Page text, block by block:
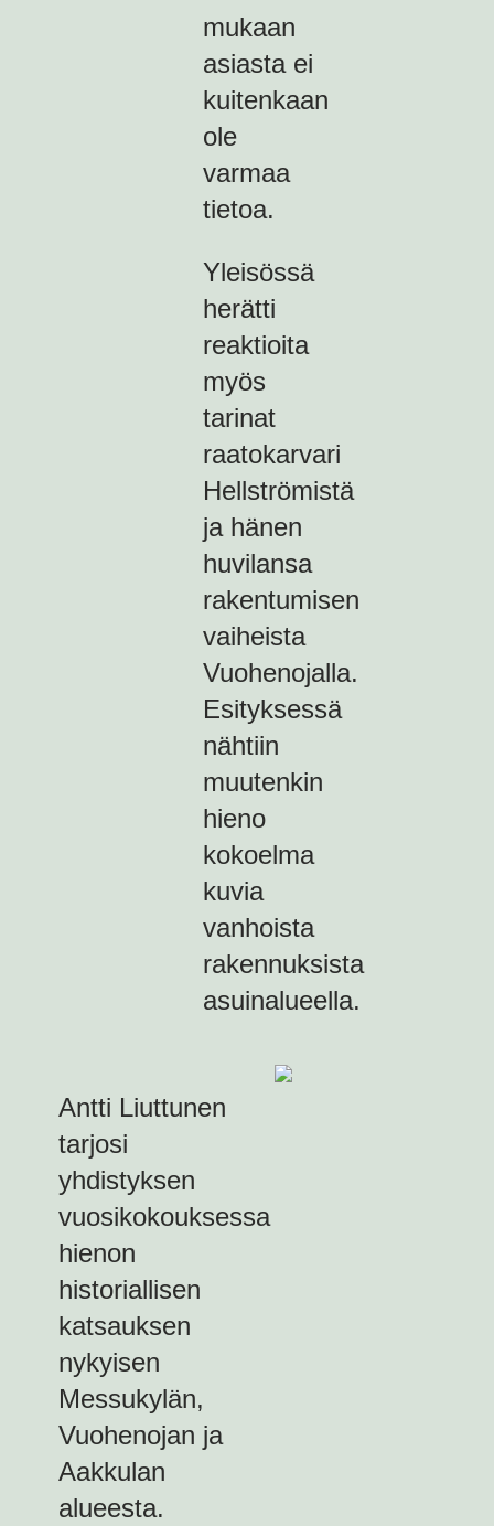
mukaan
asiasta ei
kuitenkaan
ole
varmaa
tietoa.
Yleisössä
herätti
reaktioita
myös
tarinat
raatokarvari
Hellströmistä
ja hänen
huvilansa
rakentumisen
vaiheista
Vuohenojalla.
Esityksessä
nähtiin
muutenkin
hieno
kokoelma
kuvia
vanhoista
rakennuksista
asuinalueella.
Antti Liuttunen
tarjosi
yhdistyksen
vuosikokouksessa
hienon
historiallisen
katsauksen
nykyisen
Messukylän,
Vuohenojan ja
Aakkulan
alueesta.